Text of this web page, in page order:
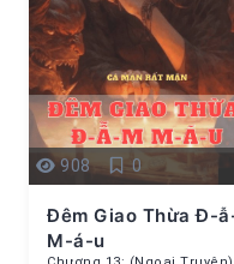
908 0
Đêm Giao Thừa Đ-
M-á-u